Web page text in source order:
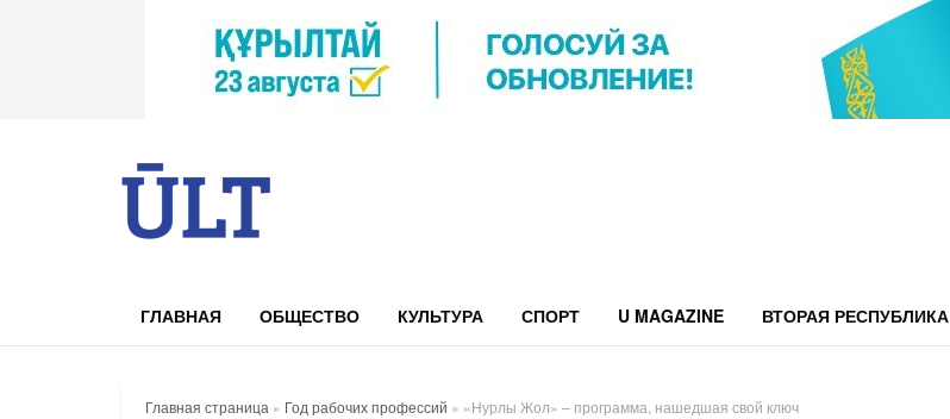
ГЛАВНАЯ ОБЩЕСТВО КУЛЬТУРА СПОРТ U MAGAZINE ВТОРАЯ РЕСПУБЛИКА
Главная страница » Год рабочих профессий » «Нурлы Жол» – программа, нашедшая свой ключ